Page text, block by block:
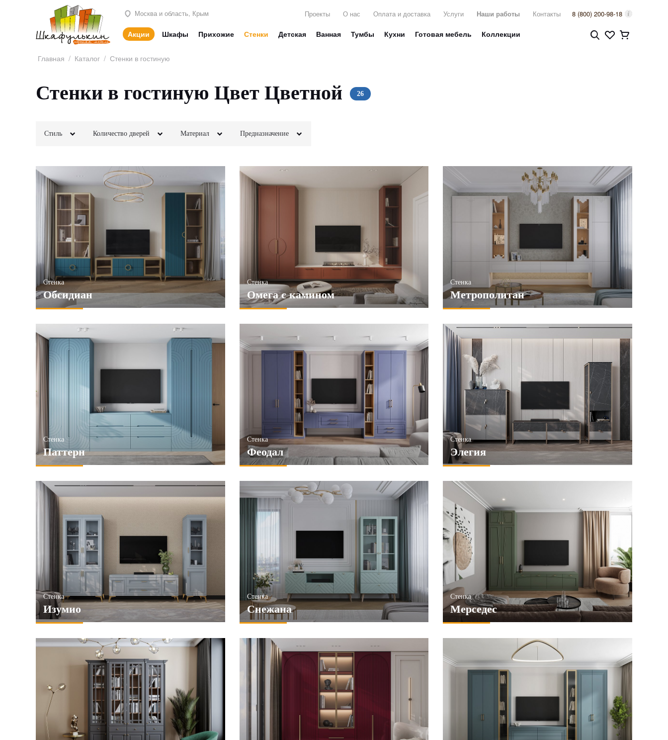
Москва и область, Крым Проекты О нас Оплата и доставка Услуги Наши работы Контакты 8 (800) 200-98-18
Акции Шкафы Прихожие Стенки Детская Ванная Тумбы Кухни Готовая мебель Коллекции
Главная / Каталог / Стенки в гостиную
Стиль
Классика
Неоклассика
Современный
Лофт
Минимализм
Скандинавский
ПРИМЕНИТЬ
Количество дверей
2х створчатые
3х створчатые
4х створчатые
ПРИМЕНИТЬ
Материал
МДФ
ЛДСП
Шпон
Зеркала
Стекло
ПРИМЕНИТЬ
Предназначение
Для белья
Для вещей
Для книг
Стенки в гостиную Цвет Цветной
Стенка
Обсидиан
Стенка
Омега с камином
Стенка
Метрополитан
Стенка
Паттерн
Стенка
Феодал
Стенка
Элегия
Стенка
Изумио
Стенка
Снежана
Стенка
Мерседес